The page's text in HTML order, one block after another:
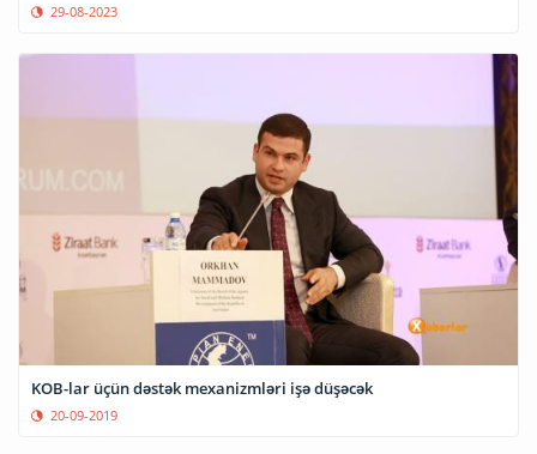
29-08-2023
KOB-lar üçün dəstək mexanizmləri işə düşəcək
20-09-2019